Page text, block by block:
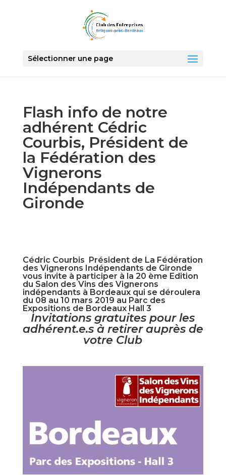
Sélectionner une page
Flash info de notre
adhérent Cédric
Courbis, Président de
la Fédération des
Vignerons
Indépendants de
Gironde
Cédric Courbis Président de La Fédération
des Vignerons Indépendants de Gironde
vous invite à participer à la 20 ème Edition
du Salon des Vins des Vignerons
indépendants à Bordeaux qui se déroulera
du 08 au 10 mars 2019 au Parc des
Expositions de Bordeaux Hall 3
Invitations gratuites pour les
adhérent.e.s à retirer auprès de
votre Club